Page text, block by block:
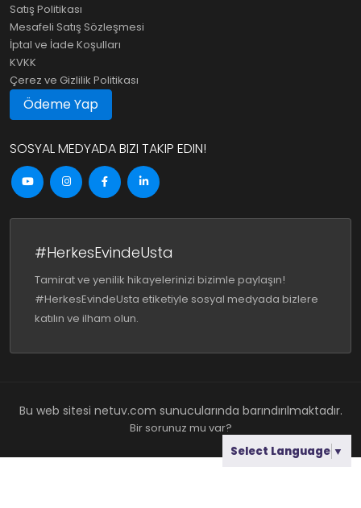
Satış Politikası
Mesafeli Satış Sözleşmesi
İptal ve İade Koşulları
KVKK
Çerez ve Gizlilik Politikası
Ödeme Yap
SOSYAL MEDYADA BIZI TAKIP EDIN!
#HerkesEvindeUsta
Tamirat ve yenilik hikayelerinizi bizimle paylaşın!
#HerkesEvindeUsta etiketiyle sosyal medyada bizlere
katılın ve ilham olun.
Bu web sitesi netuv.com sunucularında barındırılmaktadır.
Bir sorunuz mu var?
Select Language ▼